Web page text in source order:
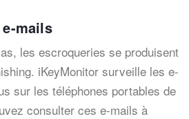
mails
les escroqueries se produisent
iKeyMonitor surveille les e-
sur les téléphones portables de
consulter ces e-mails à